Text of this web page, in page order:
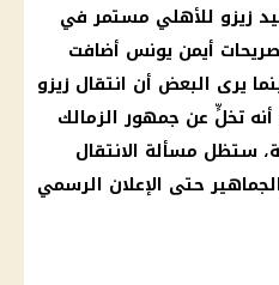
زيزو للأهلي مستمر في
أيمن يونس أضافت
يرى البعض أن انتقال زيزو
أنه تخلٍّ عن جمهورالزمالك
ستظل مسألة الانتقال
حتى الإعلان الرسمي